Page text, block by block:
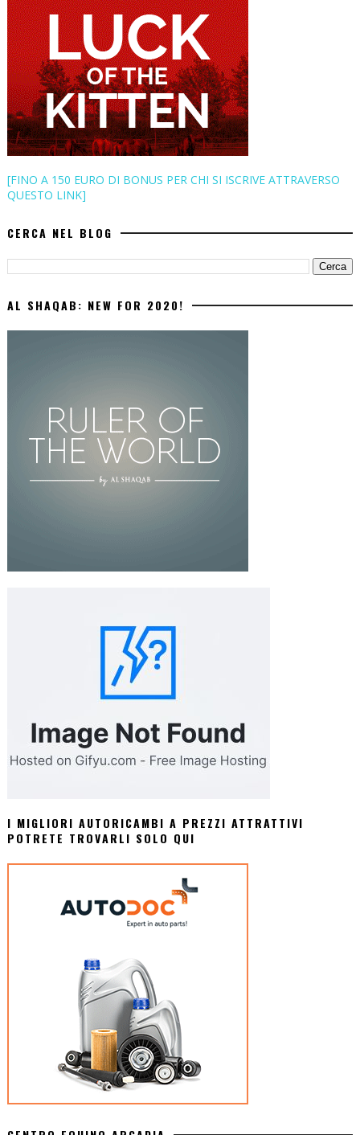
[FINO A 150 EURO DI BONUS PER CHI SI ISCRIVE ATTRAVERSO
QUESTO LINK]
CERCA NEL BLOG
AL SHAQAB: NEW FOR 2020!
I MIGLIORI AUTORICAMBI A PREZZI ATTRATTIVI
POTRETE TROVARLI SOLO QUI